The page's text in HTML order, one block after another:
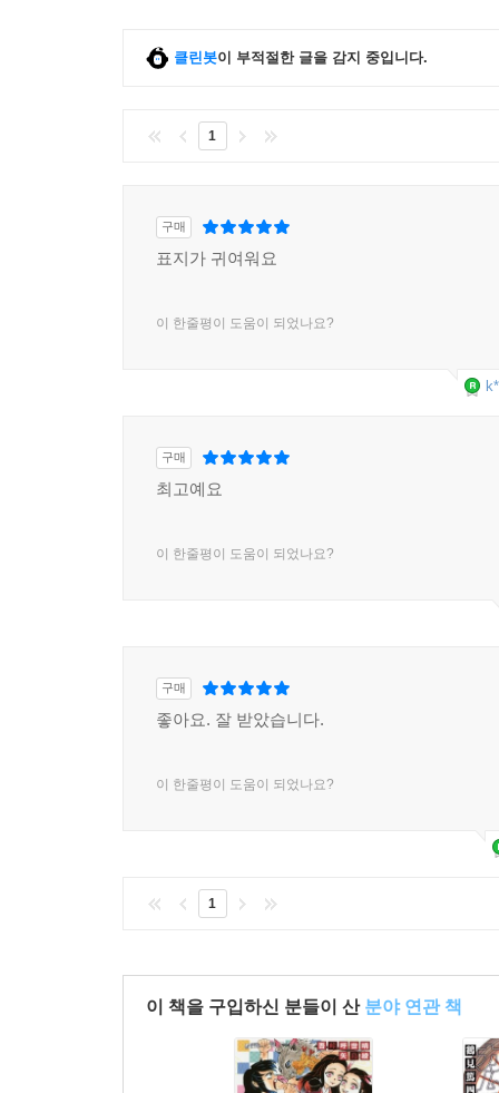
클린봇이 부적절한 글을 감지 중입니다.
1
구매
표지가 귀여워요
이 한줄평이 도움이 되었나요?
구매
최고예요
이 한줄평이 도움이 되었나요?
구매
좋아요. 잘 받았습니다.
이 한줄평이 도움이 되었나요?
1
이 책을 구입하신 분들이 산 분야 연관 책